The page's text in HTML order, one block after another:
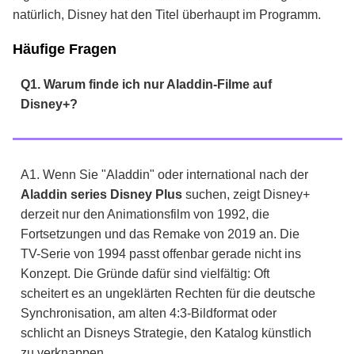
natürlich, Disney hat den Titel überhaupt im Programm.
Häufige Fragen
Q1. Warum finde ich nur Aladdin-Filme auf
Disney+?
A1. Wenn Sie "Aladdin" oder international nach der
Aladdin series Disney Plus suchen, zeigt Disney+
derzeit nur den Animationsfilm von 1992, die
Fortsetzungen und das Remake von 2019 an. Die
TV-Serie von 1994 passt offenbar gerade nicht ins
Konzept. Die Gründe dafür sind vielfältig: Oft
scheitert es an ungeklärten Rechten für die deutsche
Synchronisation, am alten 4:3-Bildformat oder
schlicht an Disneys Strategie, den Katalog künstlich